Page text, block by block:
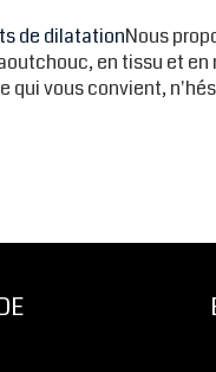
de dilatationNous
en tissu et en
qui vous convient,